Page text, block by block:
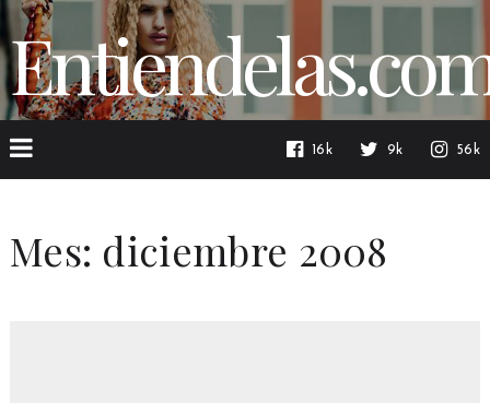
16k 9k 56k
Mes: diciembre 2008